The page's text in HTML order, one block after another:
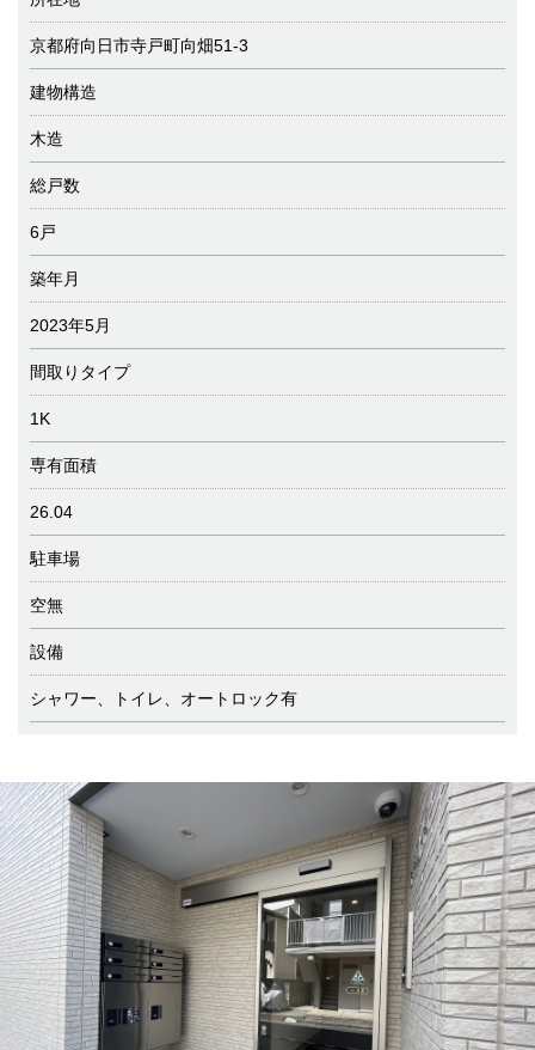
京都府向日市寺戸町向畑51-3
建物構造
木造
総戸数
6戸
築年月
2023年5月
間取りタイプ
1K
専有面積
26.04
駐車場
空無
設備
シャワー、トイレ、オートロック有